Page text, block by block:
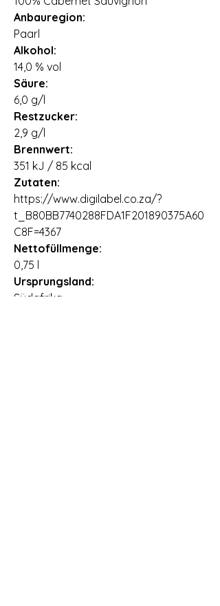
Anbauregion:
Paarl
Alkohol:
14,0 % vol
Säure:
6,0 g/l
Restzucker:
2,9 g/l
Brennwert:
351 kJ / 85 kcal
Zutaten:
https://www.digilabel.co.za/?
t_B80BB7740288FDA1F201890375A60
C8F=4367
Nettofüllmenge:
0,75 l
Ursprungsland:
Südafrika